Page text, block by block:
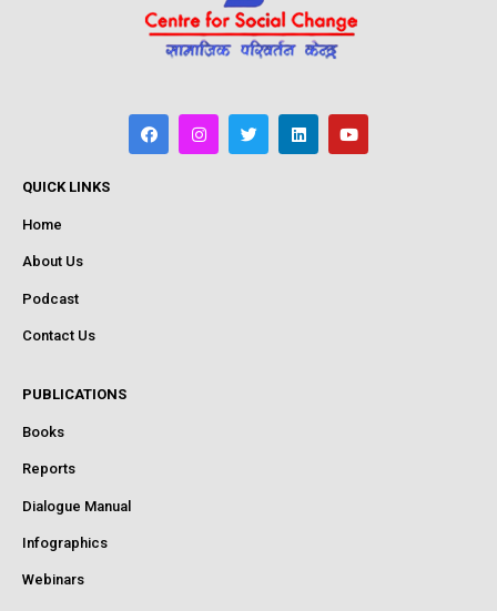
QUICK LINKS
Home
About Us
Podcast
Contact Us
PUBLICATIONS
Books
Reports
Dialogue Manual
Infographics
Webinars